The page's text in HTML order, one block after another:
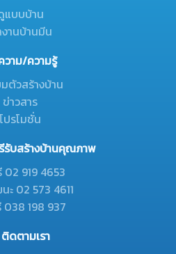
แบบบ้าน
านบ้านมีน
วาม/ความรู้
ตัวสร้างบ้าน
ข่าวสาร
โปรโมชั่น
บสร้างบ้านคุณภาพ
02 919 4653
ะ 02 573 4611
038 198 937
ติดตามเรา